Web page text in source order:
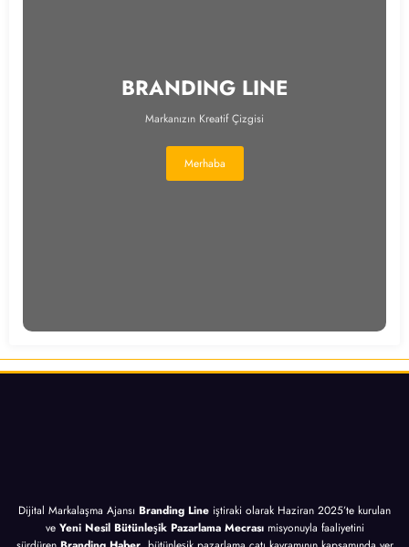
BRANDING LINE
Markanızın Kreatif Çizgisi
Merhaba
Dijital Markalaşma Ajansı Branding Line iştiraki olarak Haziran 2025’te kurulan
ve Yeni Nesil Bütünleşik Pazarlama Mecrası misyonuyla faaliyetini